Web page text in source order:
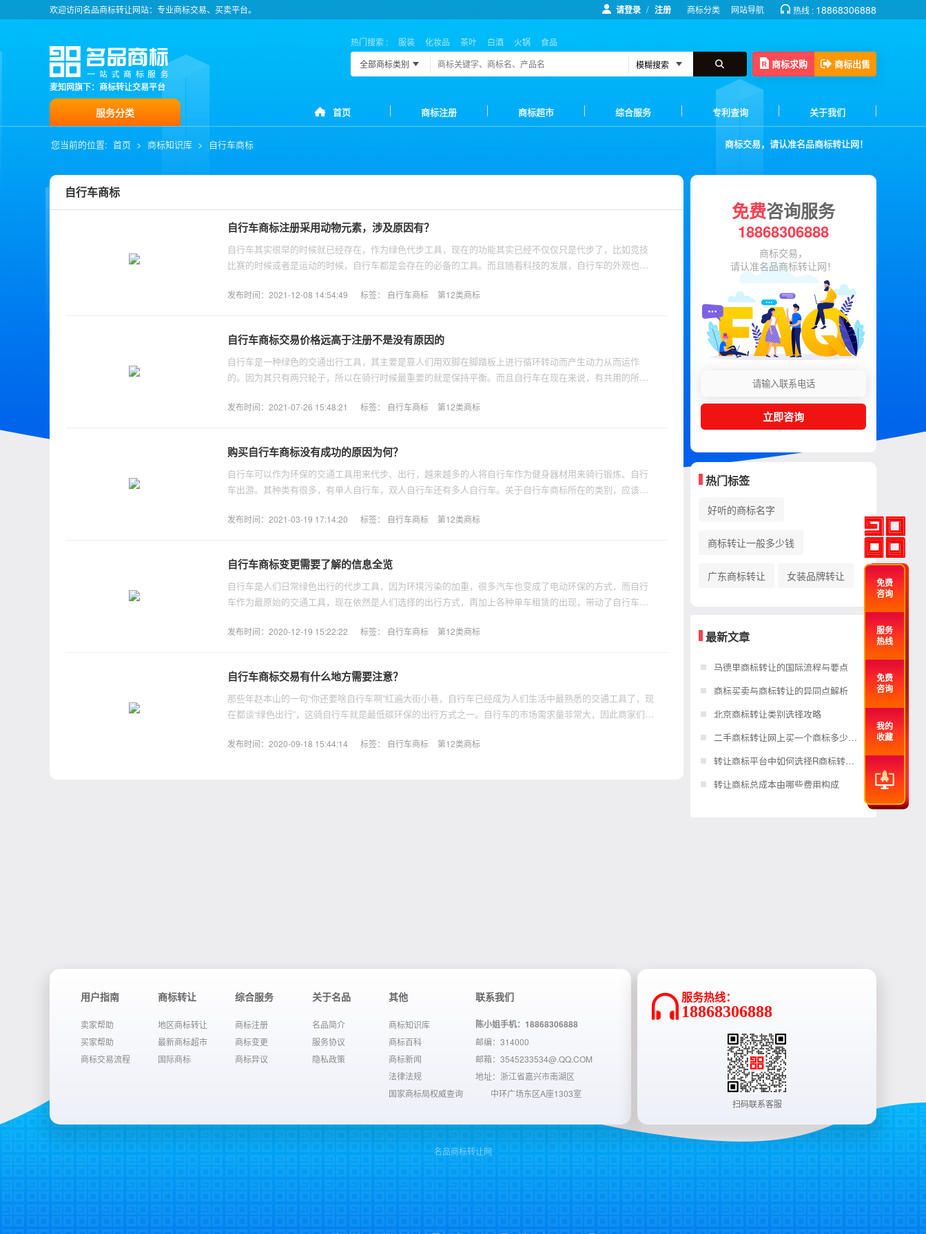
欢迎访问名品商标转让网站：专业商标交易、买卖平台。 请登录 / 注册 商标分类 网站导航 热线 : 18868306888
麦知网旗下：商标转让交易平台
热门搜索 : 服装 化妆品 茶叶 白酒 火锅
食品
全部商标类别
商标求购 商标出售
服务分类 首页 商标注册 商标超市 综合服务 专利查询 关于我们
您当前的位置: 首页 > 商标知识库 > 自行车商标 商标交易，请认准名品商标转让网！
自行车商标
自行车商标注册采用动物元素，涉及原因有？
自行车其实很早的时候就已经存在，作为绿色代步工具，现在的功能其实已经不仅仅只是代步了，比如竞技
比赛的时候或者是运动的时候，自行车都是会存在的必备的工具。而且随着科技的发展，自行车的外观也发
标签： 自行车商标 第12类商标
发布时间：2021-12-08 14:54:49
自行车商标交易价格远高于注册不是没有原因的
自行车是一种绿色的交通出行工具，其主要是靠人们用双脚在脚踏板上进行循环转动而产生动力从而运作
的。因为其只有两只轮子，所以在骑行时候最重要的就是保持平衡。而且自行车在现在来说，有共用的所以
标签： 自行车商标 第12类商标
发布时间：2021-07-26 15:48:21
购买自行车商标没有成功的原因为何？
自行车可以作为环保的交通工具用来代步、出行，越来越多的人将自行车作为健身器材用来骑行锻炼、自行
车出游。其种类有很多，有单人自行车，双人自行车还有多人自行车。关于自行车商标所在的类别，应该选
标签： 自行车商标 第12类商标
发布时间：2021-03-19 17:14:20
自行车商标变更需要了解的信息全览
自行车是人们日常绿色出行的代步工具，因为环境污染的加重，很多汽车也变成了电动环保的方式，而自行
车作为最原始的交通工具，现在依然是人们选择的出行方式，再加上各种单车租赁的出现，带动了自行车产
标签： 自行车商标 第12类商标
发布时间：2020-12-19 15:22:22
自行车商标交易有什么地方需要注意？
那些年赵本山的一句“你还要啥自行车啊”红遍大街小巷，自行车已经成为人们生活中最熟悉的交通工具了，现
在都谈“绿色出行”，这骑自行车就是最低碳环保的出行方式之一。自行车的市场需求量非常大，因此商家们如
标签： 自行车商标 第12类商标
发布时间：2020-09-18 15:44:14
免费咨询服务
18868306888
商标交易，
请认准名品商标转让网！
立即咨询
热门标签
好听的商标名字
商标转让一般多少钱
广东商标转让 女装品牌转让
最新文章
马德里商标转让的国际流程与要点
商标买卖与商标转让的异同点解析
北京商标转让类别选择攻略
二手商标转让网上买一个商标多少钱？
转让商标平台中如何选择R商标转让？
转让商标总成本由哪些费用构成
用户指南
卖家帮助
买家帮助
商标交易流程
商标转让
地区商标转让
最新商标超市
国际商标
综合服务
商标注册
商标变更
商标异议
关于名品
名品简介
服务协议
隐私政策
其他
商标知识库
商标百科
商标新闻
法律法规
国家商标局权威查询
联系我们
陈小姐手机：18868306888
邮编：314000
邮箱：3545233534@.QQ.COM
地址：浙江省嘉兴市南湖区
中环广场东区A座1303室
服务热线：
18868306888
扫码联系客服
名品商标转让网
免费
咨询
服务
热线
免费
咨询
我的
收藏